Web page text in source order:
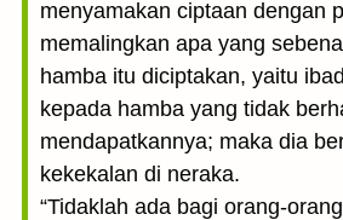
menyamakan ciptaan dengan
memalingkan apa yang
hamba itu diciptakan, yaitu
kepada hamba yang tidak
mendapatkannya; maka dia
kekekalan di neraka.
“Tidaklah ada bagi orang-